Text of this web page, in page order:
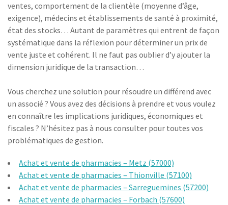
ventes, comportement de la clientèle (moyenne d’âge,
exigence), médecins et établissements de santé à proximité,
état des stocks… Autant de paramètres qui entrent de façon
systématique dans la réflexion pour déterminer un prix de
vente juste et cohérent. Il ne faut pas oublier d’y ajouter la
dimension juridique de la transaction…
Vous cherchez une solution pour résoudre un différend avec
un associé ? Vous avez des décisions à prendre et vous voulez
en connaître les implications juridiques, économiques et
fiscales ? N’hésitez pas à nous consulter pour toutes vos
problématiques de gestion.
Achat et vente de pharmacies – Metz (57000)
Achat et vente de pharmacies – Thionville (57100)
Achat et vente de pharmacies – Sarreguemines (57200)
Achat et vente de pharmacies – Forbach (57600)